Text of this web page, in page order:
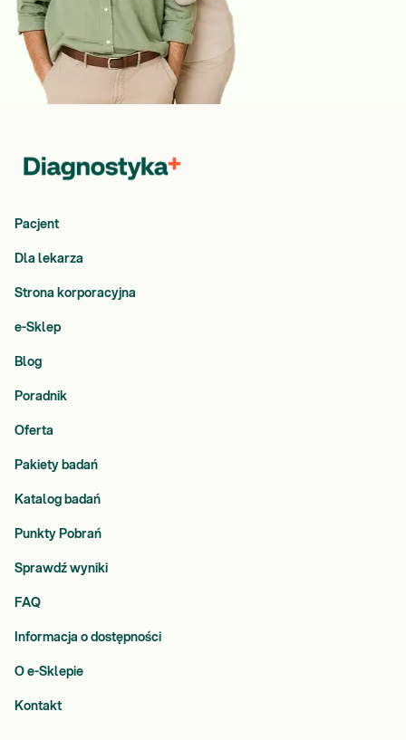
Pacjent
Dla lekarza
Strona korporacyjna
e-Sklep
Blog
Poradnik
Oferta
Pakiety badań
Katalog badań
Punkty Pobrań
Sprawdź wyniki
FAQ
Informacja o dostępności
O e-Sklepie
Kontakt